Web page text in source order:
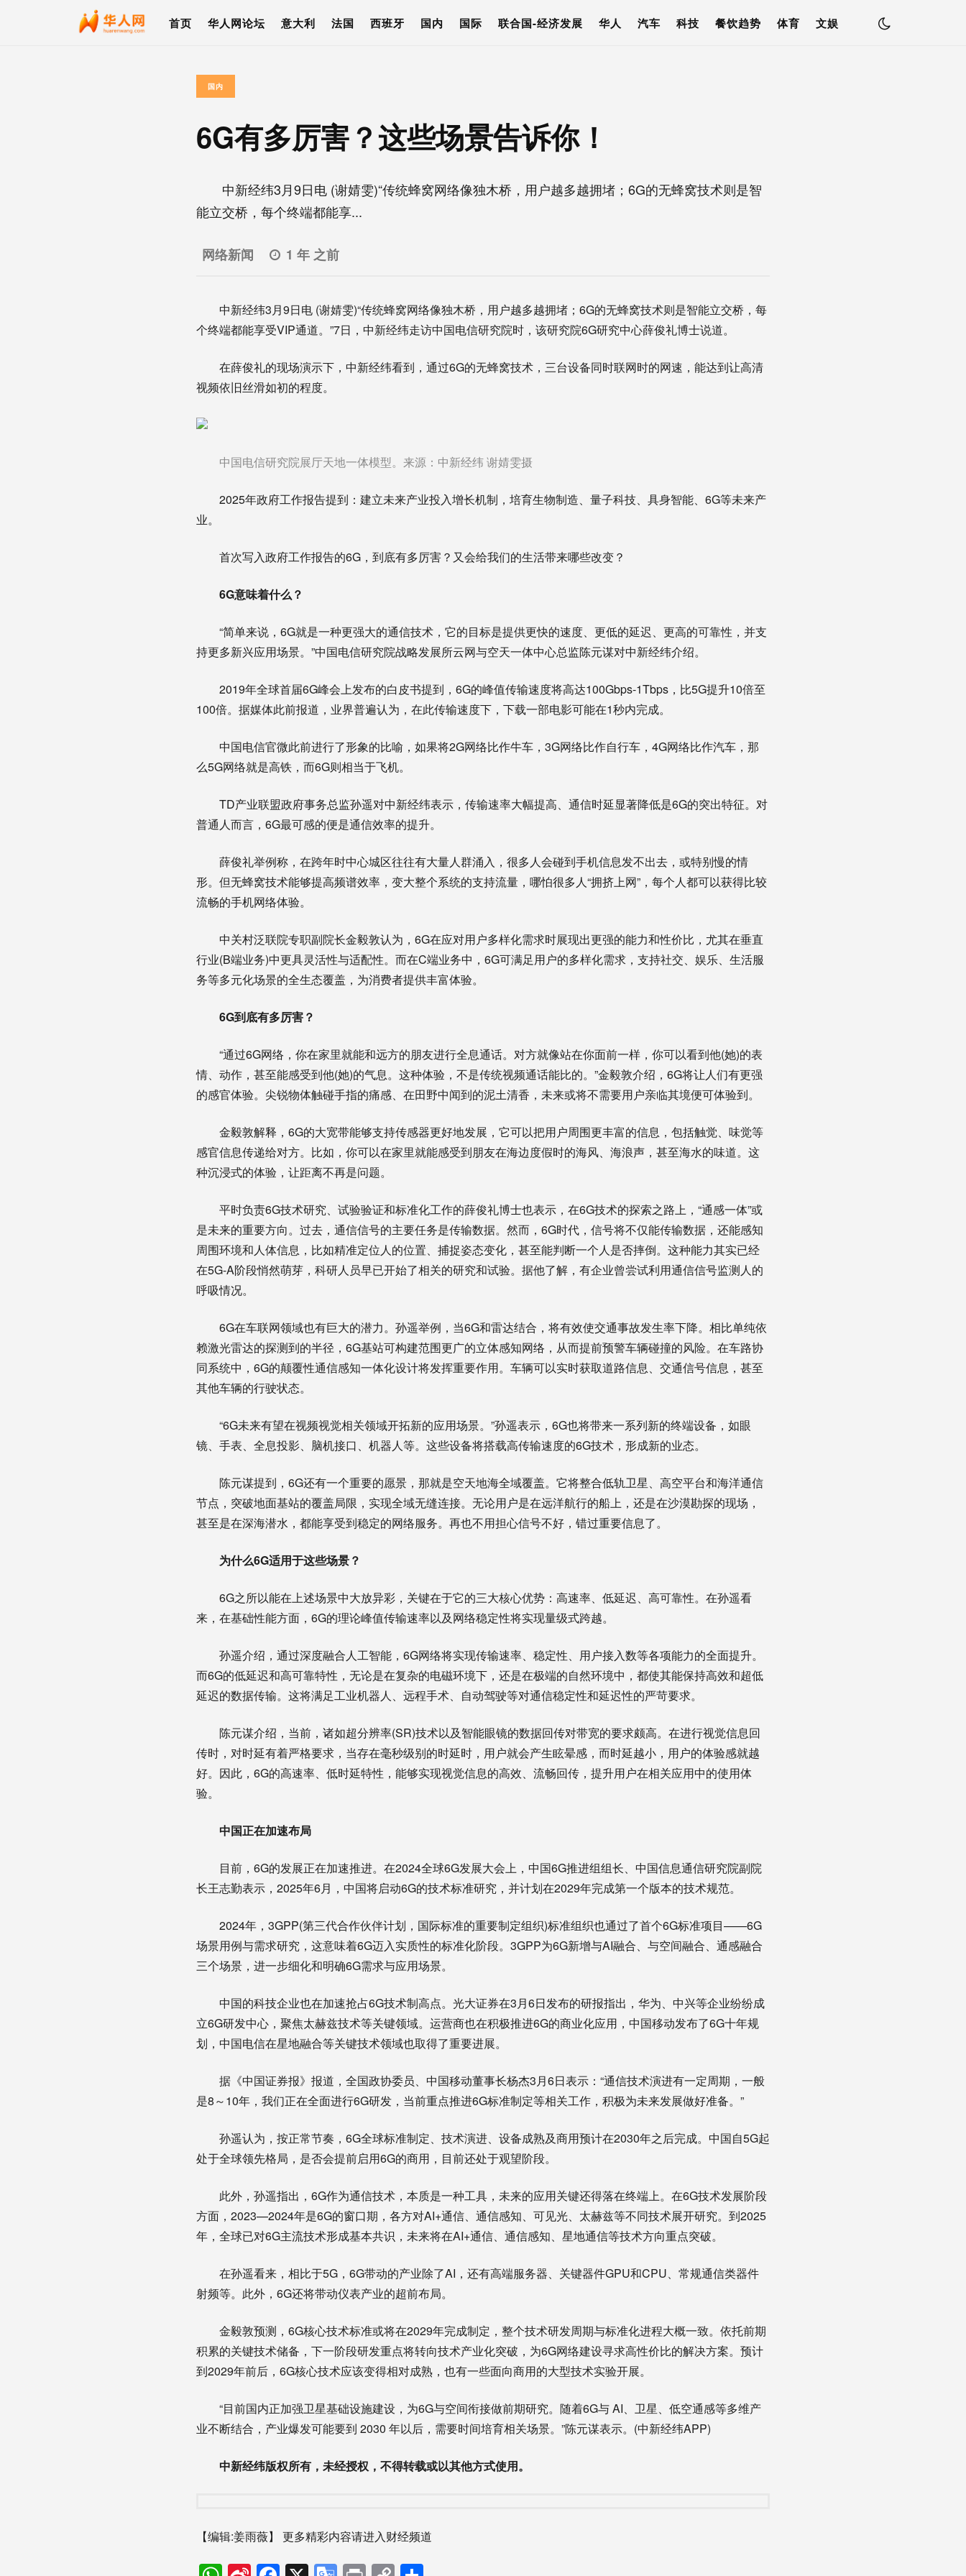
首页 华人网论坛 意大利 法国 西班牙 国内 国际 联合国-经济发展 华人 汽车 科技 餐饮趋势 体育 文娱
国内
6G有多厉害？这些场景告诉你！
中新经纬3月9日电 (谢婧雯)“传统蜂窝网络像独木桥，用户越多越拥堵；6G的无蜂窝技术则是智
能立交桥，每个终端都能享...
网络新闻 1 年 之前
中新经纬3月9日电 (谢婧雯)“传统蜂窝网络像独木桥，用户越多越拥堵；6G的无蜂窝技术则是智能立交桥，每
个终端都能享受VIP通道。”7日，中新经纬走访中国电信研究院时，该研究院6G研究中心薛俊礼博士说道。
在薛俊礼的现场演示下，中新经纬看到，通过6G的无蜂窝技术，三台设备同时联网时的网速，能达到让高清
视频依旧丝滑如初的程度。
中国电信研究院展厅天地一体模型。来源：中新经纬 谢婧雯摄
2025年政府工作报告提到：建立未来产业投入增长机制，培育生物制造、量子科技、具身智能、6G等未来产
业。
首次写入政府工作报告的6G，到底有多厉害？又会给我们的生活带来哪些改变？
6G意味着什么？
“简单来说，6G就是一种更强大的通信技术，它的目标是提供更快的速度、更低的延迟、更高的可靠性，并支
持更多新兴应用场景。”中国电信研究院战略发展所云网与空天一体中心总监陈元谋对中新经纬介绍。
2019年全球首届6G峰会上发布的白皮书提到，6G的峰值传输速度将高达100Gbps-1Tbps，比5G提升10倍至
100倍。据媒体此前报道，业界普遍认为，在此传输速度下，下载一部电影可能在1秒内完成。
中国电信官微此前进行了形象的比喻，如果将2G网络比作牛车，3G网络比作自行车，4G网络比作汽车，那
么5G网络就是高铁，而6G则相当于飞机。
TD产业联盟政府事务总监孙遥对中新经纬表示，传输速率大幅提高、通信时延显著降低是6G的突出特征。对
普通人而言，6G最可感的便是通信效率的提升。
薛俊礼举例称，在跨年时中心城区往往有大量人群涌入，很多人会碰到手机信息发不出去，或特别慢的情
形。但无蜂窝技术能够提高频谱效率，变大整个系统的支持流量，哪怕很多人“拥挤上网”，每个人都可以获得比较
流畅的手机网络体验。
中关村泛联院专职副院长金毅敦认为，6G在应对用户多样化需求时展现出更强的能力和性价比，尤其在垂直
行业(B端业务)中更具灵活性与适配性。而在C端业务中，6G可满足用户的多样化需求，支持社交、娱乐、生活服
务等多元化场景的全生态覆盖，为消费者提供丰富体验。
6G到底有多厉害？
“通过6G网络，你在家里就能和远方的朋友进行全息通话。对方就像站在你面前一样，你可以看到他(她)的表
情、动作，甚至能感受到他(她)的气息。这种体验，不是传统视频通话能比的。”金毅敦介绍，6G将让人们有更强
的感官体验。尖锐物体触碰手指的痛感、在田野中闻到的泥土清香，未来或将不需要用户亲临其境便可体验到。
金毅敦解释，6G的大宽带能够支持传感器更好地发展，它可以把用户周围更丰富的信息，包括触觉、味觉等
感官信息传递给对方。比如，你可以在家里就能感受到朋友在海边度假时的海风、海浪声，甚至海水的味道。这
种沉浸式的体验，让距离不再是问题。
平时负责6G技术研究、试验验证和标准化工作的薛俊礼博士也表示，在6G技术的探索之路上，“通感一体”或
是未来的重要方向。过去，通信信号的主要任务是传输数据。然而，6G时代，信号将不仅能传输数据，还能感知
周围环境和人体信息，比如精准定位人的位置、捕捉姿态变化，甚至能判断一个人是否摔倒。这种能力其实已经
在5G-A阶段悄然萌芽，科研人员早已开始了相关的研究和试验。据他了解，有企业曾尝试利用通信信号监测人的
呼吸情况。
6G在车联网领域也有巨大的潜力。孙遥举例，当6G和雷达结合，将有效使交通事故发生率下降。相比单纯依
赖激光雷达的探测到的半径，6G基站可构建范围更广的立体感知网络，从而提前预警车辆碰撞的风险。在车路协
同系统中，6G的颠覆性通信感知一体化设计将发挥重要作用。车辆可以实时获取道路信息、交通信号信息，甚至
其他车辆的行驶状态。
“6G未来有望在视频视觉相关领域开拓新的应用场景。”孙遥表示，6G也将带来一系列新的终端设备，如眼
镜、手表、全息投影、脑机接口、机器人等。这些设备将搭载高传输速度的6G技术，形成新的业态。
陈元谋提到，6G还有一个重要的愿景，那就是空天地海全域覆盖。它将整合低轨卫星、高空平台和海洋通信
节点，突破地面基站的覆盖局限，实现全域无缝连接。无论用户是在远洋航行的船上，还是在沙漠勘探的现场，
甚至是在深海潜水，都能享受到稳定的网络服务。再也不用担心信号不好，错过重要信息了。
为什么6G适用于这些场景？
6G之所以能在上述场景中大放异彩，关键在于它的三大核心优势：高速率、低延迟、高可靠性。在孙遥看
来，在基础性能方面，6G的理论峰值传输速率以及网络稳定性将实现量级式跨越。
孙遥介绍，通过深度融合人工智能，6G网络将实现传输速率、稳定性、用户接入数等各项能力的全面提升。
而6G的低延迟和高可靠特性，无论是在复杂的电磁环境下，还是在极端的自然环境中，都使其能保持高效和超低
延迟的数据传输。这将满足工业机器人、远程手术、自动驾驶等对通信稳定性和延迟性的严苛要求。
陈元谋介绍，当前，诸如超分辨率(SR)技术以及智能眼镜的数据回传对带宽的要求颇高。在进行视觉信息回
传时，对时延有着严格要求，当存在毫秒级别的时延时，用户就会产生眩晕感，而时延越小，用户的体验感就越
好。因此，6G的高速率、低时延特性，能够实现视觉信息的高效、流畅回传，提升用户在相关应用中的使用体
验。
中国正在加速布局
目前，6G的发展正在加速推进。在2024全球6G发展大会上，中国6G推进组组长、中国信息通信研究院副院
长王志勤表示，2025年6月，中国将启动6G的技术标准研究，并计划在2029年完成第一个版本的技术规范。
2024年，3GPP(第三代合作伙伴计划，国际标准的重要制定组织)标准组织也通过了首个6G标准项目——6G
场景用例与需求研究，这意味着6G迈入实质性的标准化阶段。3GPP为6G新增与AI融合、与空间融合、通感融合
三个场景，进一步细化和明确6G需求与应用场景。
中国的科技企业也在加速抢占6G技术制高点。光大证券在3月6日发布的研报指出，华为、中兴等企业纷纷成
立6G研发中心，聚焦太赫兹技术等关键领域。运营商也在积极推进6G的商业化应用，中国移动发布了6G十年规
划，中国电信在星地融合等关键技术领域也取得了重要进展。
据《中国证券报》报道，全国政协委员、中国移动董事长杨杰3月6日表示：“通信技术演进有一定周期，一般
是8～10年，我们正在全面进行6G研发，当前重点推进6G标准制定等相关工作，积极为未来发展做好准备。”
孙遥认为，按正常节奏，6G全球标准制定、技术演进、设备成熟及商用预计在2030年之后完成。中国自5G起
处于全球领先格局，是否会提前启用6G的商用，目前还处于观望阶段。
此外，孙遥指出，6G作为通信技术，本质是一种工具，未来的应用关键还得落在终端上。在6G技术发展阶段
方面，2023—2024年是6G的窗口期，各方对AI+通信、通信感知、可见光、太赫兹等不同技术展开研究。到2025
年，全球已对6G主流技术形成基本共识，未来将在AI+通信、通信感知、星地通信等技术方向重点突破。
在孙遥看来，相比于5G，6G带动的产业除了AI，还有高端服务器、关键器件GPU和CPU、常规通信类器件
射频等。此外，6G还将带动仪表产业的超前布局。
金毅敦预测，6G核心技术标准或将在2029年完成制定，整个技术研发周期与标准化进程大概一致。依托前期
积累的关键技术储备，下一阶段研发重点将转向技术产业化突破，为6G网络建设寻求高性价比的解决方案。预计
到2029年前后，6G核心技术应该变得相对成熟，也有一些面向商用的大型技术实验开展。
“目前国内正加强卫星基础设施建设，为6G与空间衔接做前期研究。随着6G与 AI、卫星、低空通感等多维产
业不断结合，产业爆发可能要到 2030 年以后，需要时间培育相关场景。”陈元谋表示。(中新经纬APP)
中新经纬版权所有，未经授权，不得转载或以其他方式使用。
【编辑:姜雨薇】 更多精彩内容请进入财经频道